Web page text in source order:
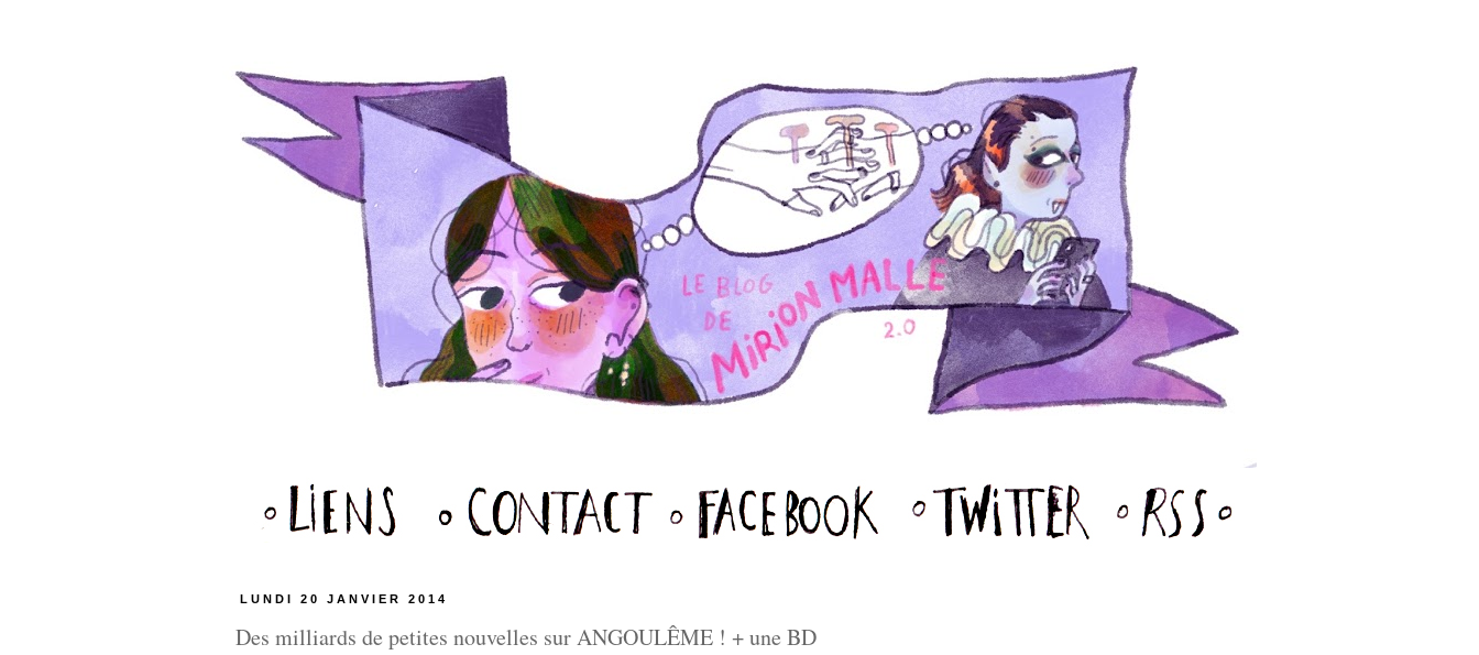
LUNDI 20 JANVIER 2014
Des milliards de petites nouvelles sur ANGOULÊME ! + une BD